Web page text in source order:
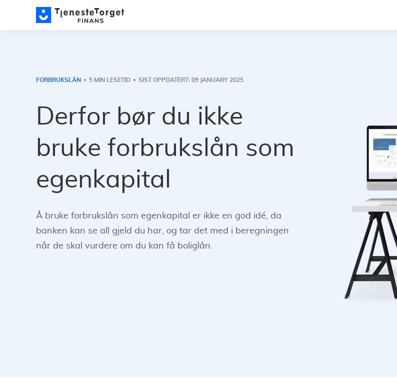
FORBRUKSLÅN 5 MIN LESETID SIST OPPDATERT: 09 JANUARY 2025
Derfor bør du ikke
bruke forbrukslån som
egenkapital
Å bruke forbrukslån som egenkapital er ikke en god idé, da
banken kan se all gjeld du har, og tar det med i beregningen
når de skal vurdere om du kan få boliglån.